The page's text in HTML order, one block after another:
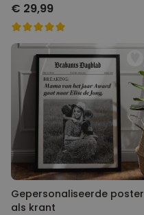
€ 29,99
Gepersonaliseerde poster
als krant